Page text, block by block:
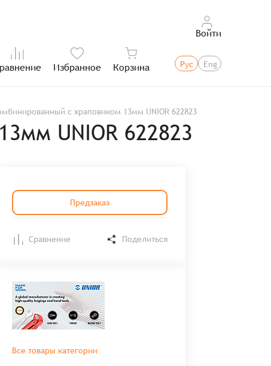
Войти
Избранное Корзина Рус Eng
с храповиком 13мм UNIOR 622823
UNIOR 622823
Предзаказ
Сравнение Поделиться
Все товары категории